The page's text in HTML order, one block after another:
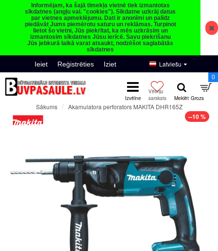
Informējam, ka šajā tīmekļa vietnē tiek izmantotas
sīkdatnes (angļu val. "cookies"). Sīkdatne uzkrāj datus
par vietnes apmeklējumu. Dati ir anonīmi un palīdz
piedāvāt Jums piemērotu saturu un reklāmas. Turpinot
lietot šo vietni, Jūs piekrītat, ka mēs uzkrāsim un
izmantosim sīkdatnes Jūsu ierīcē. Savu piekrišanu
Jūs jebkurā laikā varat atsaukt, nodzēšot saglabātās
sīkdatnes
Ieiet Reģistrēties Iziet Latviešu
0
Sākums Akamulatora perforators MAKITA DHR165Z
--10 %